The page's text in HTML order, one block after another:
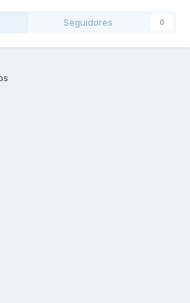
Seguidores 0